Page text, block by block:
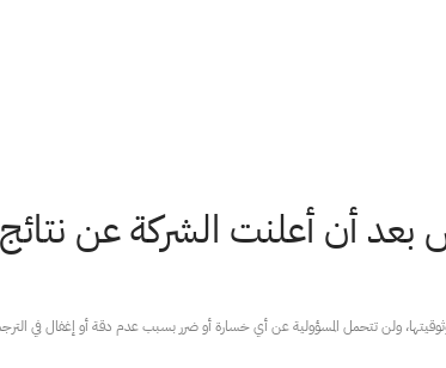
أن أعلنت الشركة عن نتائج